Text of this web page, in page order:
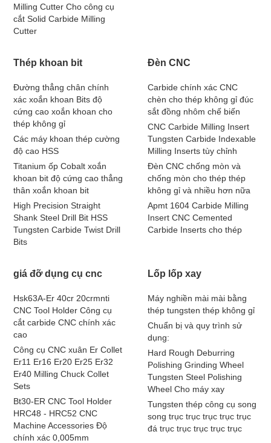
Milling Cutter Cho công cụ
cắt Solid Carbide Milling
Cutter
Thép khoan bit
Đường thẳng chân chính
xác xoắn khoan Bits độ
cứng cao xoắn khoan cho
thép không gỉ
Các máy khoan thép cường
độ cao HSS
Titanium ốp Cobalt xoắn
khoan bit độ cứng cao thẳng
thân xoắn khoan bit
High Precision Straight
Shank Steel Drill Bit HSS
Tungsten Carbide Twist Drill
Bits
Đèn CNC
Carbide chính xác CNC
chèn cho thép không gỉ đúc
sắt đồng nhôm chế biến
CNC Carbide Milling Insert
Tungsten Carbide Indexable
Milling Inserts tùy chỉnh
Đèn CNC chống mòn và
chống mòn cho thép thép
không gỉ và nhiều hơn nữa
Apmt 1604 Carbide Milling
Insert CNC Cemented
Carbide Inserts cho thép
giá đỡ dụng cụ cnc
Hsk63A-Er 40cr 20crmnti
CNC Tool Holder Công cụ
cắt carbide CNC chính xác
cao
Công cụ CNC xuân Er Collet
Er11 Er16 Er20 Er25 Er32
Er40 Milling Chuck Collet
Sets
Bt30-ER CNC Tool Holder
HRC48 - HRC52 CNC
Machine Accessories Độ
chính xác 0,005mm
Lốp lốp xay
Máy nghiền mài mài bằng
thép tungsten thép không gỉ
Chuẩn bị và quy trình sử
dụng:
Hard Rough Deburring
Polishing Grinding Wheel
Tungsten Steel Polishing
Wheel Cho máy xay
Tungsten thép công cụ song
song trục trục trục trục trục
đá trục trục trục trục trục